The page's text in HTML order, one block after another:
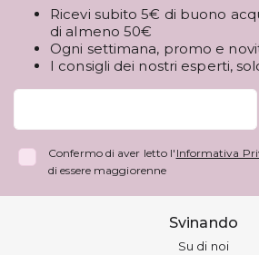
Ricevi subito 5€ di buono
di almeno 50€
Ogni settimana, promo e
I consigli dei nostri esperti,
Confermo di aver letto l' Informativa
di essere maggiorenne
Svinando
Su di noi